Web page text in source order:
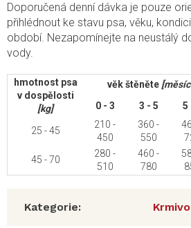
Doporučená denní dávka je pouze
přihlédnout ke stavu psa, věku,
období. Nezapomínejte na neustálý
vody.
hmotnost psa
v dospělosti
[kg]
věk štěněte
0 - 3
3 - 5 5
25 - 45
210 -
450
360 -
550
45 - 70
280 -
510
460 -
780
Kategorie: